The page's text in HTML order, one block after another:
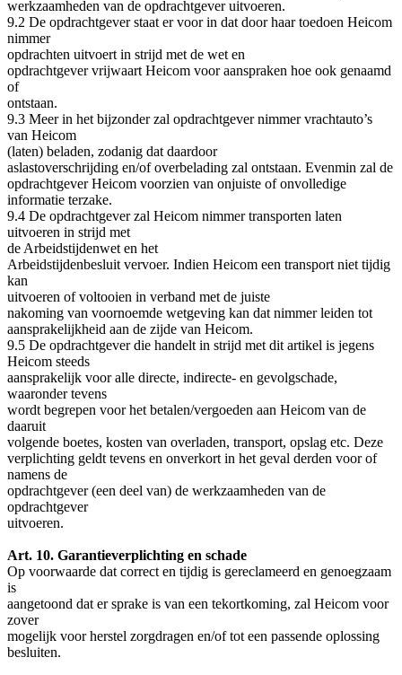
werkzaamheden van de opdrachtgever uitvoeren.
9.2 De opdrachtgever staat er voor in dat door haar toedoen Heicom
nimmer
opdrachten uitvoert in strijd met de wet en
opdrachtgever vrijwaart Heicom voor aanspraken hoe ook genaamd
of
ontstaan.
9.3 Meer in het bijzonder zal opdrachtgever nimmer vrachtauto’s
van Heicom
(laten) beladen, zodanig dat daardoor
aslastoverschrijding en/of overbelading zal ontstaan. Evenmin zal de
opdrachtgever Heicom voorzien van onjuiste of onvolledige
informatie terzake.
9.4 De opdrachtgever zal Heicom nimmer transporten laten
uitvoeren in strijd met
de Arbeidstijdenwet en het
Arbeidstijdenbesluit vervoer. Indien Heicom een transport niet tijdig
kan
uitvoeren of voltooien in verband met de juiste
nakoming van voornoemde wetgeving kan dat nimmer leiden tot
aansprakelijkheid aan de zijde van Heicom.
9.5 De opdrachtgever die handelt in strijd met dit artikel is jegens
Heicom steeds
aansprakelijk voor alle directe, indirecte- en gevolgschade,
waaronder tevens
wordt begrepen voor het betalen/vergoeden aan Heicom van de
daaruit
volgende boetes, kosten van overladen, transport, opslag etc. Deze
verplichting geldt tevens en onverkort in het geval derden voor of
namens de
opdrachtgever (een deel van) de werkzaamheden van de
opdrachtgever
uitvoeren.
Art. 10. Garantieverplichting en schade
Op voorwaarde dat correct en tijdig is gereclameerd en genoegzaam
is
aangetoond dat er sprake is van een tekortkoming, zal Heicom voor
zover
mogelijk voor herstel zorgdragen en/of tot een passende oplossing
besluiten.